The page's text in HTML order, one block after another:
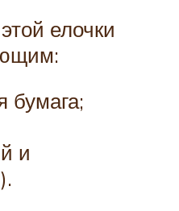
елочки
бумага;
и